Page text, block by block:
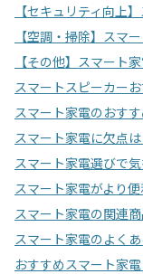
【セキュリティ向上
【空調・掃除】スマ
【その他】スマート
スマートスピーカー
スマート家電のおす
スマート家電に欠点
スマート家電選びで
スマート家電がより
スマート家電の関連
スマート家電のよく
おすすめスマート家